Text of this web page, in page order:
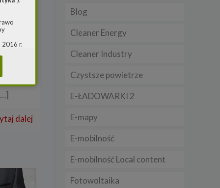
dalej
Blog
Cleaner Energy
Cleaner Industry
Czystsze powietrze
E-ŁADOWARKI 2
E-mapy
E-mobilność
E-mobilność Local content
Fotowoltaika
2016 r.
jest
przy
w